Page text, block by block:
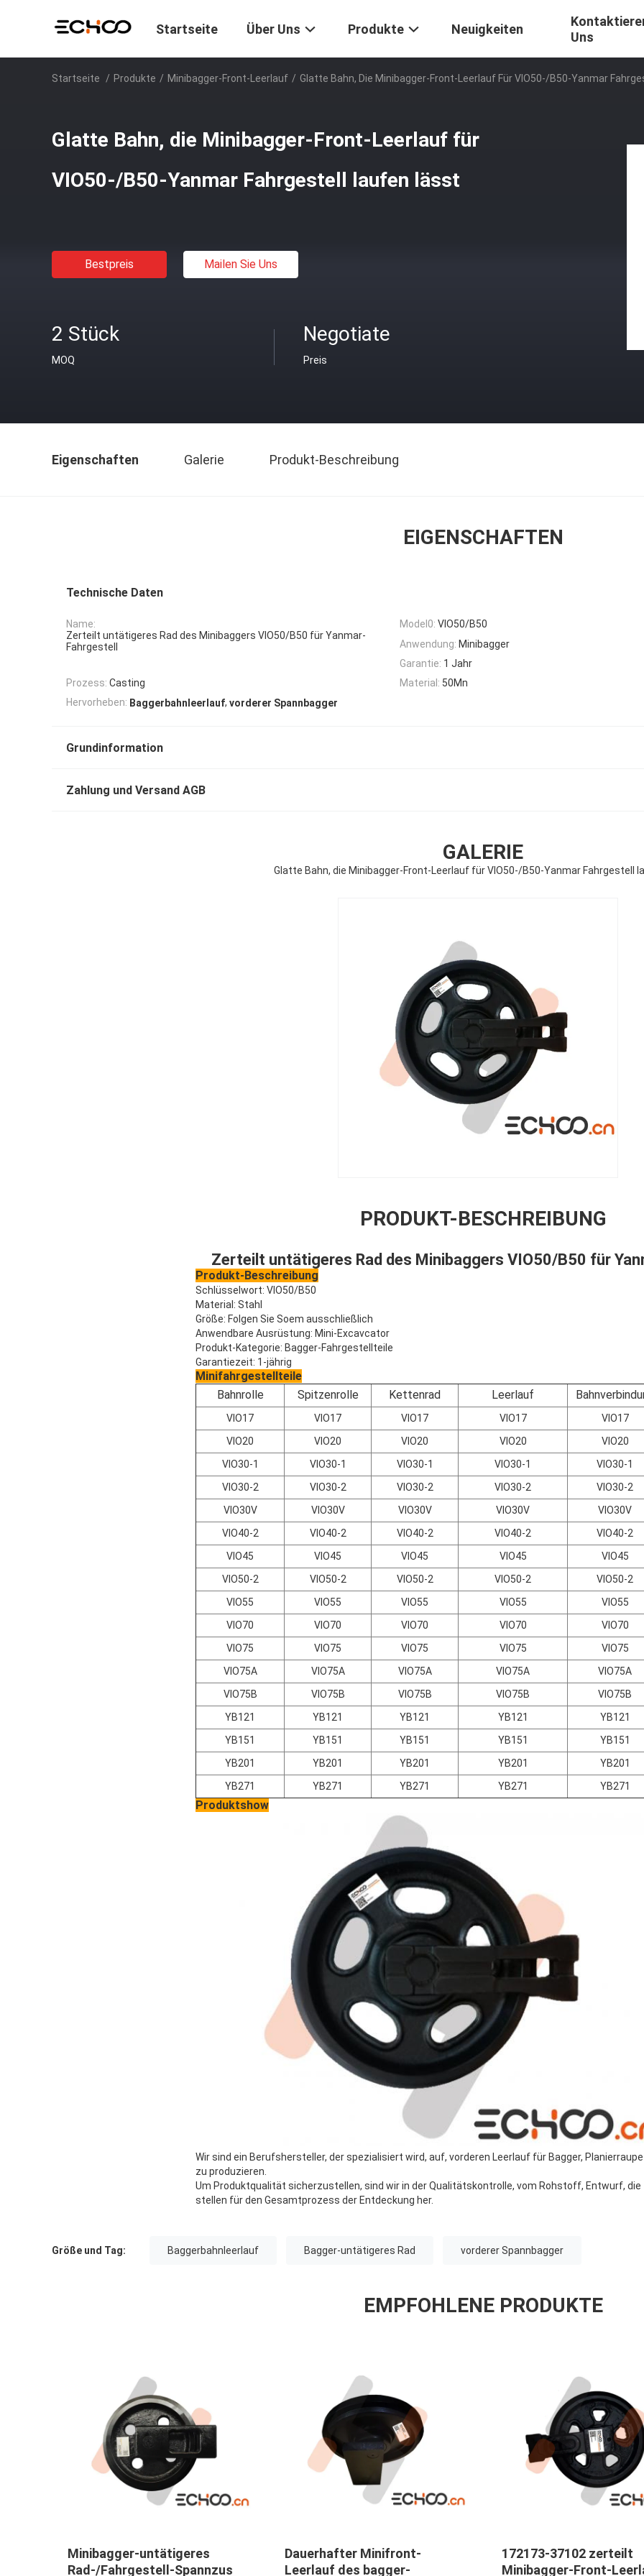
Startseite Über Uns Produkte Neuigkeiten
Uns
Startseite / Produkte / Minibagger-Front-Leerlauf / Glatte Bahn, Die Minibagger-Front-Leerlauf Für VIO50-/B50-Yanmar
Glatte Bahn, die Minibagger-Front-Leerlauf für
VIO50-/B50-Yanmar Fahrgestell laufen lässt
Bestpreis Mailen Sie Uns
2 Stück
MOQ
Negotiate
Preis
Eigenschaften Galerie Produkt-Beschreibung
EIGENSCHAFTEN
Technische Daten
Name:
Zerteilt untätigeres Rad des Minibaggers VIO50/B50 für Yanmar-
Fahrgestell
Model0: VIO50/B50
Anwendung: Minibagger
Garantie: 1 Jahr
Prozess: Casting Material: 50Mn
Hervorheben: Baggerbahnleerlauf, vorderer Spannbagger
Grundinformation
Zahlung und Versand AGB
GALERIE
Glatte Bahn, die Minibagger-Front-Leerlauf für VIO50-/B50-Yanmar Fahrgestell
PRODUKT-BESCHREIBUNG
Zerteilt untätigeres Rad des Minibaggers VIO50/B50 für
Produkt-Beschreibung
Schlüsselwort: VIO50/B50
Material: Stahl
Größe: Folgen Sie Soem ausschließlich
Anwendbare Ausrüstung: Mini-Excavcator
Produkt-Kategorie: Bagger-Fahrgestellteile
Garantiezeit: 1-jährig
Minifahrgestellteile
Bahnrolle
Spitzenrolle Kettenrad Leerlauf
VIO17 VIO17 VIO17 VIO17
VIO17
VIO20
VIO20 VIO20 VIO20
VIO20
VIO30-1
VIO30-1 VIO30-1 VIO30-1
VIO30-1
VIO30-2
VIO30-2 VIO30-2 VIO30-2
VIO30-2
VIO30V
VIO30V VIO30V VIO30V
VIO30V
VIO40-2
VIO40-2 VIO40-2 VIO40-2
VIO40-2
VIO45
VIO45 VIO45 VIO45
VIO45
VIO50-2
VIO50-2 VIO50-2 VIO50-2
VIO50-2
VIO55
VIO55 VIO55 VIO55
VIO55
VIO70
VIO70 VIO70 VIO70
VIO70
VIO75
VIO75 VIO75 VIO75
VIO75
VIO75A
VIO75A VIO75A VIO75A
VIO75A
VIO75B
VIO75B VIO75B VIO75B
VIO75B
YB121
YB121 YB121 YB121
YB121
YB151
YB151 YB151 YB151
YB151
YB201
YB201 YB201 YB201
YB201
YB271
YB271 YB271 YB271 YB271
Produktshow
Wir sind ein Berufshersteller, der spezialisiert wird, auf, vorderen Leerlauf für Bagger,
zu produzieren.
Um Produktqualität sicherzustellen, sind wir in der Qualitätskontrolle, vom Rohstoff, Entwurf,
stellen für den Gesamtprozess der Entdeckung her.
Größe und Tag: Baggerbahnleerlauf Bagger-untätigeres Rad vorderer Spannbagger
EMPFOHLENE PRODUKTE
Minibagger-untätigeres
Rad-/Fahrgestell-Spannzus
Dauerhafter Minifront-
Leerlauf des bagger-
172173-37102 zerteilt
Minibagger-Front-